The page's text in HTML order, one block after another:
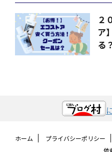
２
ア
る
ホーム プライバシーポリシー